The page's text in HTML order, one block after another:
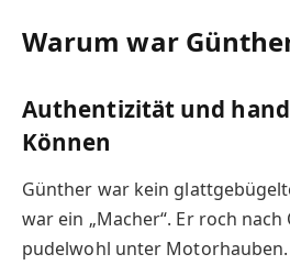
Warum war
Authentizität und
Können
Günther war kein
war ein „Macher“. Er roch
pudelwohl unter Motorhauben.